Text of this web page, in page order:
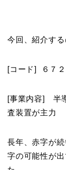
今回、紹介す
[コード] ６７２
[事業内容] 半
査装置が主力
長年、赤字が
字の可能性が